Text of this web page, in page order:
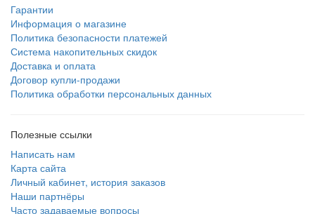
Гарантии
Информация о магазине
Политика безопасности платежей
Система накопительных скидок
Доставка и оплата
Договор купли-продажи
Политика обработки персональных данных
Полезные ссылки
Написать нам
Карта сайта
Личный кабинет, история заказов
Наши партнёры
Часто задаваемые вопросы